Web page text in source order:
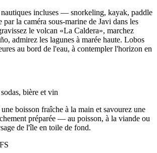
nautiques incluses — snorkeling, kayak, paddle
par la caméra sous-marine de Javi dans les
le volcan «La Caldera», marchez
admirez les lagunes à marée haute. Lobos
au bord de l'eau, à contempler l'horizon en
bière et vin
boisson fraîche à la main et savourez une
préparée — au poisson, à la viande ou
de l'île en toile de fond.